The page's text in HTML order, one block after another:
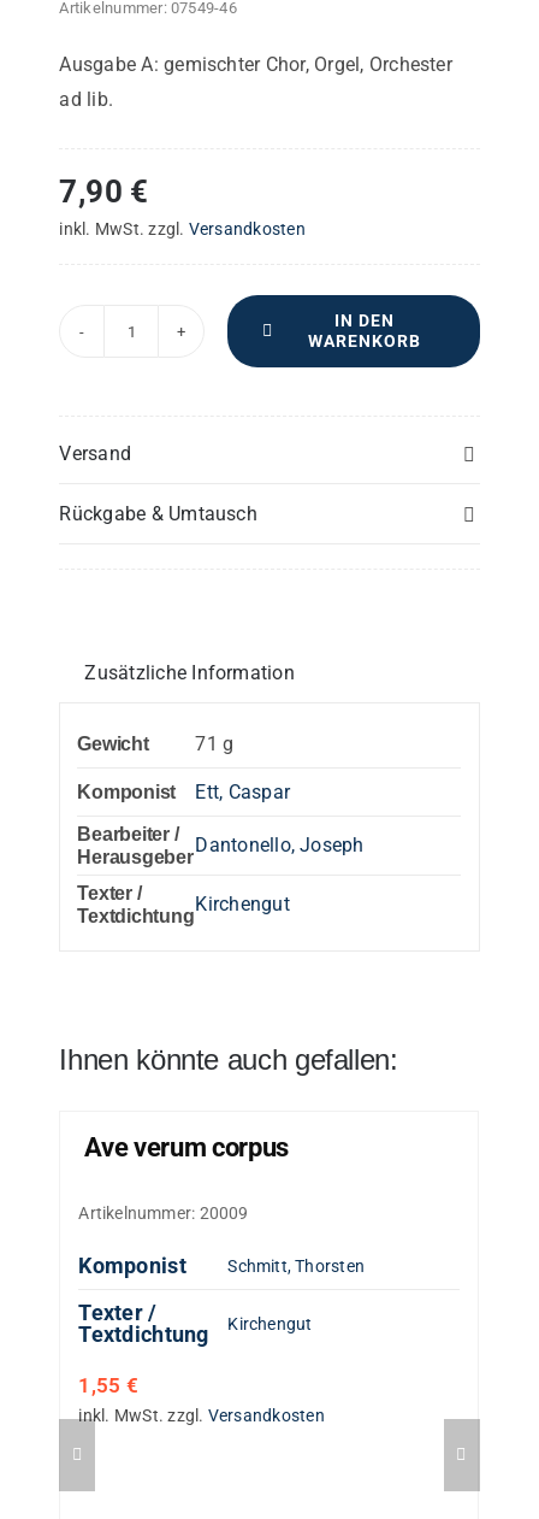
Artikelnummer: 07549-46
Ausgabe A: gemischter Chor, Orgel, Orchester
ad lib.
7,90 €
inkl. MwSt. zzgl. Versandkosten
ganzer
Menge
IN DEN
WARENKORB
Versand
Rückgabe & Umtausch
Zusätzliche Information
Gewicht 71 g
Komponist Ett, Caspar
Bearbeiter /
Herausgeber
Dantonello, Joseph
Texter /
Textdichtung
Kirchengut
Ihnen könnte auch gefallen:
Ave verum corpus
Artikelnummer: 20009
Komponist Schmitt, Thorsten
Texter /
Textdichtung
Kirchengut
1,55 €
inkl. MwSt. zzgl. Versandkosten